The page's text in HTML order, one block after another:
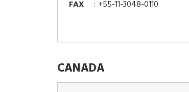
FAX
: +55-11-3048-0110
CANADA